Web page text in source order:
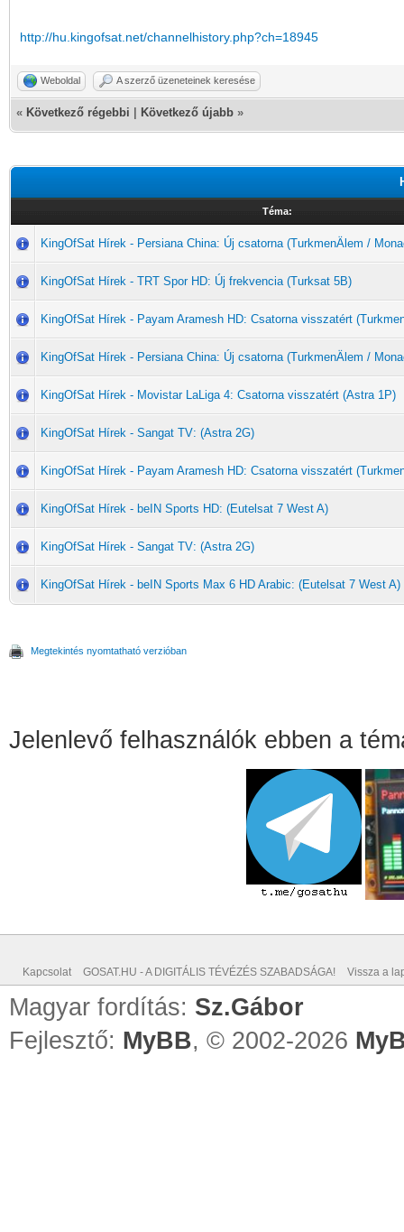
http://hu.kingofsat.net/channelhistory.php?ch=18945
Weboldal A szerző üzeneteinek keresése
« Következő régebbi Következő újabb »
Téma:
KingOfSat Hírek - Persiana China: Új csatorna (TurkmenÄlem /
KingOfSat Hírek - TRT Spor HD: Új frekvencia (Turksat 5B)
KingOfSat Hírek - Payam Aramesh HD: Csatorna visszatért
KingOfSat Hírek - Persiana China: Új csatorna (TurkmenÄlem /
KingOfSat Hírek - Movistar LaLiga 4: Csatorna visszatért (Astra 1P)
KingOfSat Hírek - Sangat TV: (Astra 2G)
KingOfSat Hírek - Payam Aramesh HD: Csatorna visszatért
KingOfSat Hírek - beIN Sports HD: (Eutelsat 7 West A)
KingOfSat Hírek - Sangat TV: (Astra 2G)
KingOfSat Hírek - beIN Sports Max 6 HD Arabic: (Eutelsat 7 West A)
Megtekintés nyomtatható verzióban
Jelenlevő felhasználók ebben a
Kapcsolat GOSAT.HU - A DIGITÁLIS TÉVÉZÉS SZABADSÁGA! Vissza a
Magyar fordítás: Sz.Gábor
Fejlesztő: MyBB, © 2002-2026